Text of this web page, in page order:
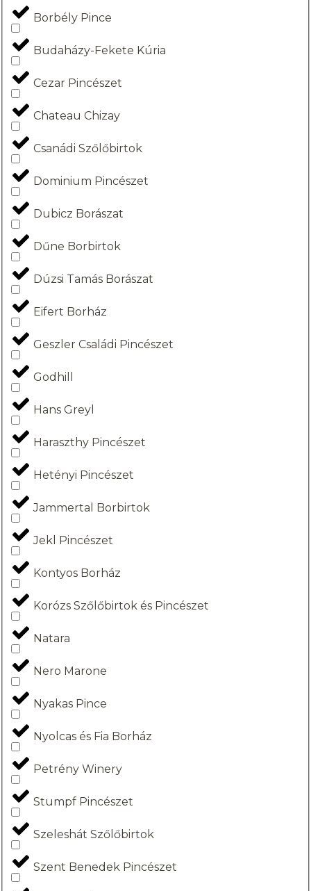
Borbély Pince
Budaházy-Fekete Kúria
Cezar Pincészet
Chateau Chizay
Csanádi Szőlőbirtok
Dominium Pincészet
Dubicz Borászat
Dűne Borbirtok
Dúzsi Tamás Borászat
Eifert Borház
Geszler Családi Pincészet
Godhill
Hans Greyl
Haraszthy Pincészet
Hetényi Pincészet
Jammertal Borbirtok
Jekl Pincészet
Kontyos Borház
Korózs Szőlőbirtok és Pincészet
Natara
Nero Marone
Nyakas Pince
Nyolcas és Fia Borház
Petrény Winery
Stumpf Pincészet
Szeleshát Szőlőbirtok
Szent Benedek Pincészet